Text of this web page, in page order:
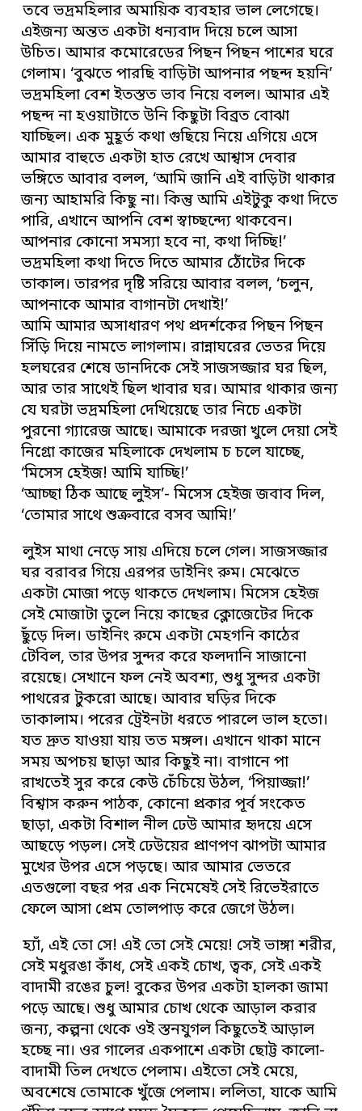
তবে ভদ্রমহিলার অমায়িক ব্যবহার ভাল লেগেছে।
এইজন্য অন্তত একটা ধন্যবাদ দিয়ে চলে আসা
উচিত। আমার কমোরেডের পিছন পিছন পাশের ঘরে
গেলাম। ‘বুঝতে পারছি বাড়িটা আপনার পছন্দ হয়নি’
ভদ্রমহিলা বেশ ইতস্তত ভাব নিয়ে বলল। আমার এই
পছন্দ না হওয়াটাতে উনি কিছুটা বিব্রত বোঝা
যাচ্ছিল। এক মুহূর্ত কথা গুছিয়ে নিয়ে এগিয়ে এসে
আমার বাহুতে একটা হাত রেখে আশ্বাস দেবার
ভঙ্গিতে আবার বলল, ‘আমি জানি এই বাড়িটা থাকার
জন্য আহামরি কিছু না। কিন্তু আমি এইটুকু কথা দিতে
পারি, এখানে আপনি বেশ স্বাচ্ছন্দ্যে থাকবেন।
আপনার কোনো সমস্যা হবে না, কথা দিচ্ছি!’
ভদ্রমহিলা কথা দিতে দিতে আমার ঠোঁটের দিকে
তাকাল। তারপর দৃষ্টি সরিয়ে আবার বলল, ‘চলুন,
আপনাকে আমার বাগানটা দেখাই!’
আমি আমার অসাধারণ পথ প্রদর্শকের পিছন পিছন
সিঁড়ি দিয়ে নামতে লাগলাম। রান্নাঘরের ভেতর দিয়ে
হলঘরের শেষে ডানদিকে সেই সাজসজ্জার ঘর ছিল,
আর তার সাথেই ছিল খাবার ঘর। আমার থাকার জন্য
যে ঘরটা ভদ্রমহিলা দেখিয়েছে তার নিচে একটা
পুরনো গ্যারেজ আছে। আমাকে দরজা খুলে দেয়া সেই
নিগ্রো কাজের মহিলাকে দেখলাম চ চলে যাচ্ছে,
‘মিসেস হেইজ! আমি যাচ্ছি!’
‘আচ্ছা ঠিক আছে লুইস’- মিসেস হেইজ জবাব দিল,
‘তোমার সাথে শুক্রবারে বসব আমি!’
লুইস মাথা নেড়ে সায় এদিয়ে চলে গেল। সাজসজ্জার
ঘর বরাবর গিয়ে এরপর ডাইনিং রুম। মেঝেতে
একটা মোজা পড়ে থাকতে দেখলাম। মিসেস হেইজ
সেই মোজাটা তুলে নিয়ে কাছের ক্লোজেটের দিকে
ছুঁড়ে দিল। ডাইনিং রুমে একটা মেহগনি কাঠের
টেবিল, তার উপর সুন্দর করে ফলদানি সাজানো
রয়েছে। সেখানে ফল নেই অবশ্য, শুধু সুন্দর একটা
পাথরের টুকরো আছে। আবার ঘড়ির দিকে
তাকালাম। পরের ট্রেইনটা ধরতে পারলে ভাল হতো।
যত দ্রুত যাওয়া যায় তত মঙ্গল। এখানে থাকা মানে
সময় অপচয় ছাড়া আর কিছুই না। বাগানে পা
রাখতেই সুর করে কেউ চেঁচিয়ে উঠল, ‘পিয়াজ্জা!’
বিশ্বাস করুন পাঠক, কোনো প্রকার পূর্ব সংকেত
ছাড়া, একটা বিশাল নীল ঢেউ আমার হৃদয়ে এসে
আছড়ে পড়ল। সেই ঢেউয়ের প্রাণপণ ঝাপটা আমার
মুখের উপর এসে পড়ছে। আর আমার ভেতরে
এতগুলো বছর পর এক নিমেষেই সেই রিভেইরাতে
ফেলে আসা প্রেম তোলপাড় করে জেগে উঠল।
হ্যাঁ, এই তো সে! এই তো সেই মেয়ে! সেই ভাঙ্গা শরীর,
সেই মধুরঙা কাঁধ, সেই একই চোখ, ত্বক, সেই একই
বাদামী রঙের চুল! বুকের উপর একটা হালকা জামা
পড়ে আছে। শুধু আমার চোখ থেকে আড়াল করার
জন্য, কল্পনা থেকে ওই স্তনযুগল কিছুতেই আড়াল
হচ্ছে না। ওর গালের একপাশে একটা ছোট্ট কালো-
বাদামী তিল দেখতে পেলাম। এইতো সেই মেয়ে,
অবশেষে তোমাকে খুঁজে পেলাম। ললিতা, যাকে আমি